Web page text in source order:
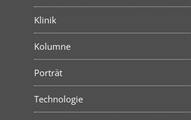
Klinik
Kolumne
Porträt
Technologie